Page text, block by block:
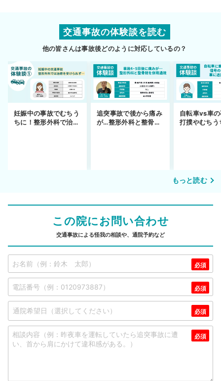
交通事故の体験談を読む
他の皆さんは事故後どのように対応しているの？
妊娠中の事故でむちう
ちに！整形外科で治療
追突事故で後から痛み
が…整形外科と整骨院
自転車vs車
打撲やむちう
もっと読む
この院にお問い合わせ
交通事故による怪我の相談や、通院予約など